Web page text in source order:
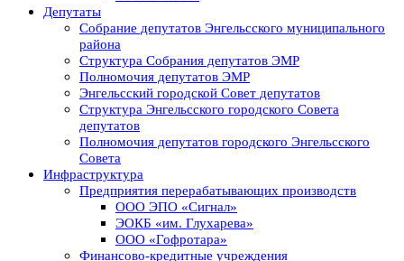
Депутаты
Собрание депутатов Энгельсского муниципального
района
Структура Собрания депутатов ЭМР
Полномочия депутатов ЭМР
Энгельсский городской Совет депутатов
Структура Энгельсского городского Совета
депутатов
Полномочия депутатов городского Энгельсского
Совета
Инфраструктура
Предприятия перерабатывающих производств
ООО ЭПО «Сигнал»
ЭОКБ «им. Глухарева»
ООО «Гофротара»
Финансово-кредитные учреждения